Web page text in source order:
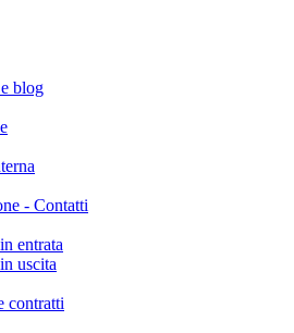
blog
- Contatti
entrata
uscita
contratti